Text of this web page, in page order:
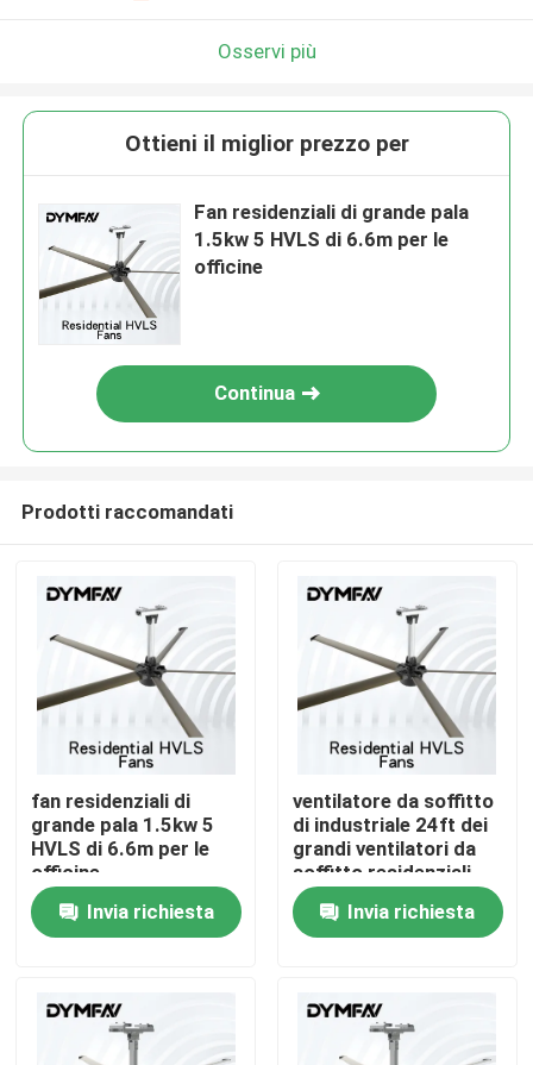
Casa
Circa noi
Osservi più
Ottieni il miglior prezzo per
Fan residenziali di grande pala
1.5kw 5 HVLS di 6.6m per le
officine
Continua
Prodotti raccomandati
fan residenziali di
grande pala 1.5kw 5
HVLS di 6.6m per le
officine
Invia richiesta
ventilatore da soffitto
di industriale 24ft dei
grandi ventilatori da
soffitto residenziali
1.5kw di 7.1m grande
per le officine
Invia richiesta